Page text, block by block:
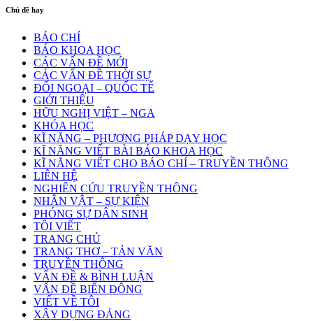
Chủ đề hay
BÁO CHÍ
BÁO KHOA HỌC
CÁC VẤN ĐỀ MỚI
CÁC VẤN ĐỀ THỜI SỰ
ĐỐI NGOẠI – QUỐC TẾ
GIỚI THIỆU
HỮU NGHỊ VIỆT – NGA
KHÓA HỌC
KĨ NĂNG – PHƯƠNG PHÁP DẠY HỌC
KĨ NĂNG VIẾT BÀI BÁO KHOA HỌC
KĨ NĂNG VIẾT CHO BÁO CHÍ – TRUYỀN THÔNG
LIÊN HỆ
NGHIÊN CỨU TRUYỀN THÔNG
NHÂN VẬT – SỰ KIỆN
PHÓNG SỰ DÂN SINH
TÔI VIẾT
TRANG CHỦ
TRANG THƠ – TẢN VĂN
TRUYỀN THÔNG
VẤN ĐỀ & BÌNH LUẬN
VẤN ĐỀ BIỂN ĐÔNG
VIẾT VỀ TÔI
XÂY DỰNG ĐẢNG